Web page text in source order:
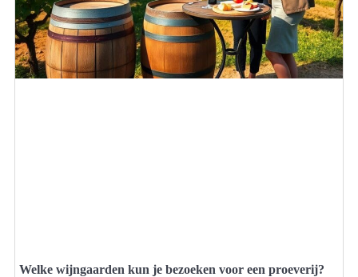
Welke wijngaarden kun je bezoeken voor een proeverij?